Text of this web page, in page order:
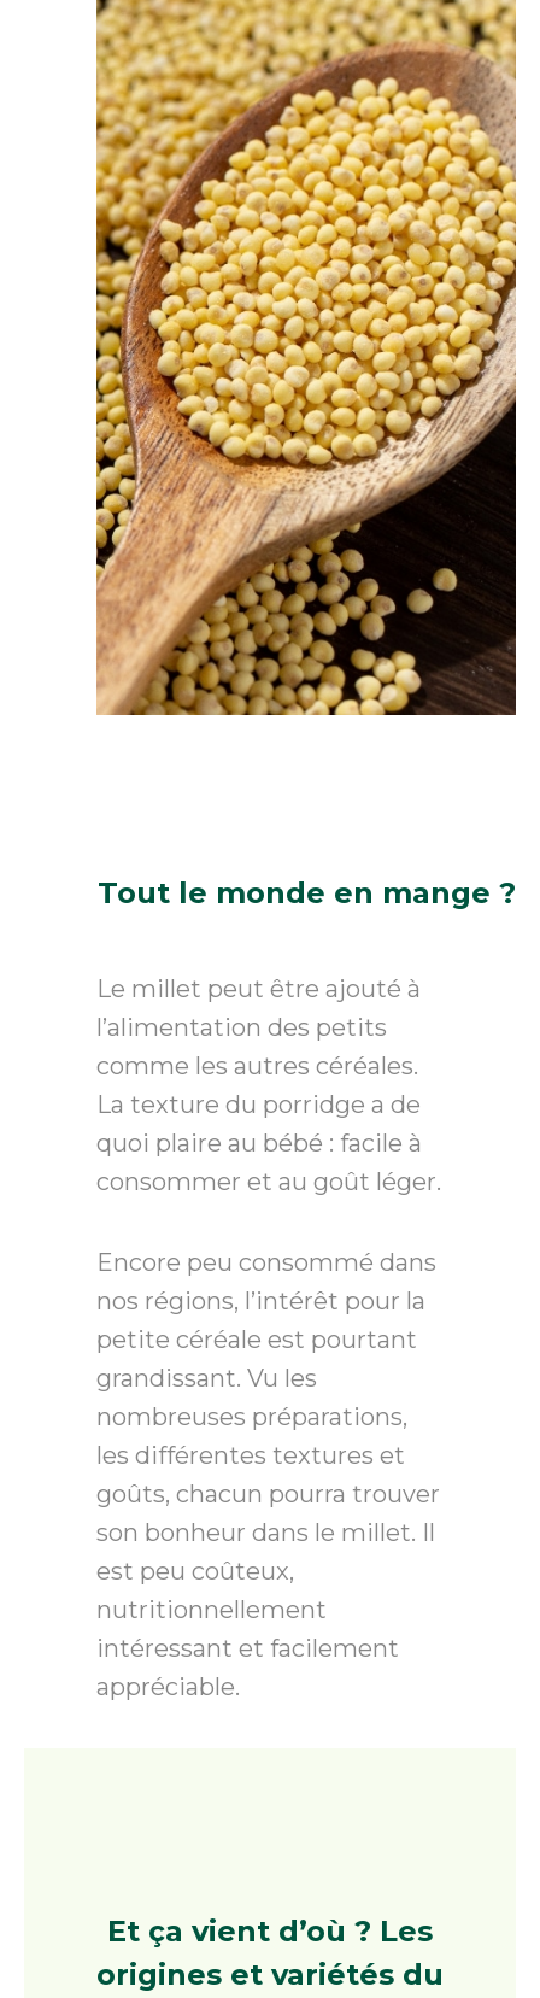
Tout le monde en mange ?
Le millet peut être ajouté à
l’alimentation des petits
comme les autres céréales.
La texture du porridge a de
quoi plaire au bébé : facile à
consommer et au goût léger.
Encore peu consommé dans
nos régions, l’intérêt pour la
petite céréale est pourtant
grandissant. Vu les
nombreuses préparations,
les différentes textures et
goûts, chacun pourra trouver
son bonheur dans le millet. Il
est peu coûteux,
nutritionnellement
intéressant et facilement
appréciable.
Et ça vient d’où ? Les
origines et variétés du